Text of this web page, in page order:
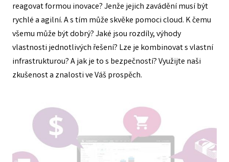
reagovat formou inovace? Jenže jejich zavádění musí být
rychlé a agilní. A s tím může skvěke pomoci cloud. K čemu
všemu může být dobrý? Jaké jsou rozdíly, výhody
vlastnosti jednotlivých řešení? Lze je kombinovat s vlastní
infrastrukturou? A jak je to s bezpečností? Využijte naši
zkušenost a znalosti ve Váš prospěch.